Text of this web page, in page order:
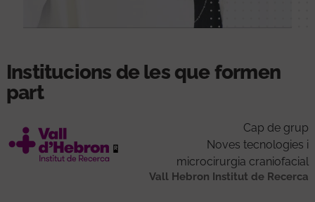
Institucions de les que formen
part
Cap de grup
Noves tecnologies i
microcirurgia craniofacial
Vall Hebron Institut de Recerca